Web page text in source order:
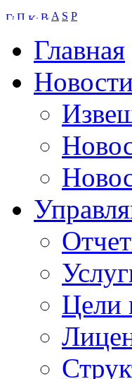
A S P
Главная
Новости
Цели